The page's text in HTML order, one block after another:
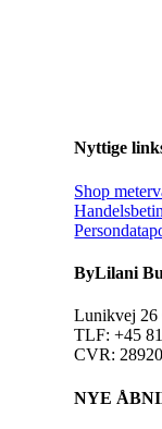
Nyttige
Shop
ByLilani
Lunikvej 26
TLF: +45
CVR:
NYE